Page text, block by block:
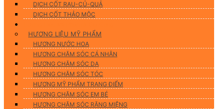
DỊCH CỐT RAU-CỦ-QUẢ
DỊCH CỐT THẢO MỘC
HƯƠNG LIỆU MỸ PHẨM
HƯƠNG NƯỚC HOA
HƯƠNG CHĂM SÓC CÁ NHÂN
HƯƠNG CHĂM SÓC DA
HƯƠNG CHĂM SÓC TÓC
HƯƠNG MỸ PHẨM TRANG ĐIỂM
HƯƠNG CHĂM SÓC EM BÉ
HƯƠNG CHĂM SÓC RĂNG MIỆNG